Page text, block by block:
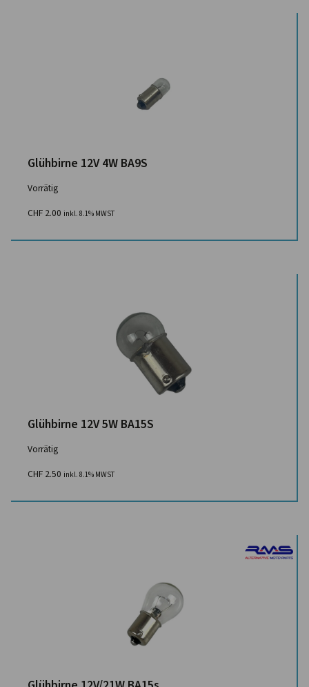
Glühbirne 12V 4W BA9S
Vorrätig
CHF 2.00 inkl. 8.1% MWST
Glühbirne 12V 5W BA15S
Vorrätig
CHF 2.50 inkl. 8.1% MWST